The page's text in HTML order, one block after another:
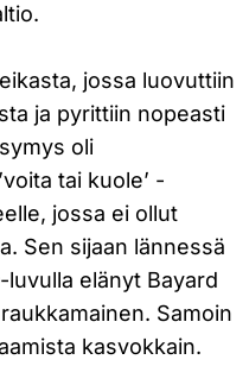
jossa luovuttiin
ja pyrittiin nopeasti
oli
tai kuole’ -
jossa ei ollut
Sen sijaan lännessä
elänyt Bayard
Samoin
kasvokkain.